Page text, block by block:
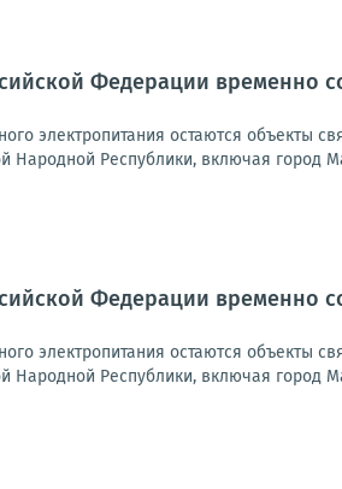
Федерации временно
электропитания остаются объекты
Народной Республики, включая город
Федерации временно
электропитания остаются объекты
Народной Республики, включая город